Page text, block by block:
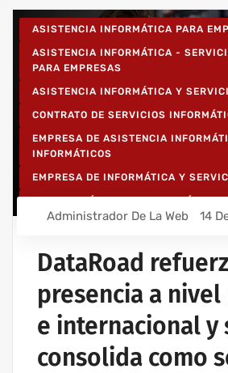
ASISTENCIA INFORMÁTICA PARA
ASISTENCIA INFORMÁTICA -
PARA EMPRESAS
ASISTENCIA INFORMÁTICA Y
CONTRATO DE SERVICIOS
EMPRESA DE ASISTENCIA
INFORMÁTICOS
EMPRESA DE INFORMÁTICA Y
MANTENIMIENTO INFORMÁTICO PARA
PROYECTOS DE CABLEADO Y REDES
Administrador De La Web 14
DataRoad
presencia a
e internacional y
consolida como